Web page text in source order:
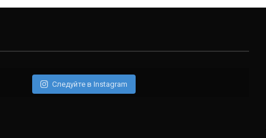
Следуйте в Instagram